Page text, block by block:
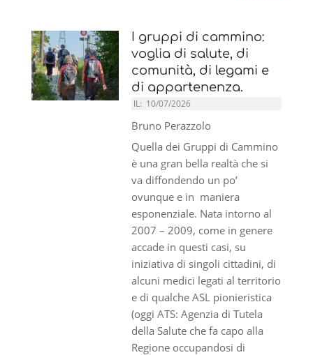
I gruppi di cammino:
voglia di salute, di
comunità, di legami e
di appartenenza.
IL: 10/07/2026
Bruno Perazzolo
Quella dei Gruppi di Cammino
è una gran bella realtà che si
va diffondendo un po’
ovunque e in maniera
esponenziale. Nata intorno al
2007 – 2009, come in genere
accade in questi casi, su
iniziativa di singoli cittadini, di
alcuni medici legati al territorio
e di qualche ASL pionieristica
(oggi ATS: Agenzia di Tutela
della Salute che fa capo alla
Regione occupandosi di